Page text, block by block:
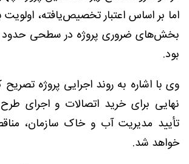
اما بر اساس اعتبار تخصیص‌یافته،
بود.
وی با اشاره به روند اجرایی پروژه تصریح
نهایی برای خرید اتصالات و اجرای
تأیید مدیریت آب و خاک سازمان،
خواهد شد.